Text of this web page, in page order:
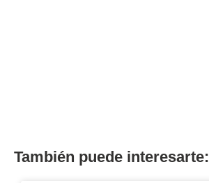
También puede interesarte: